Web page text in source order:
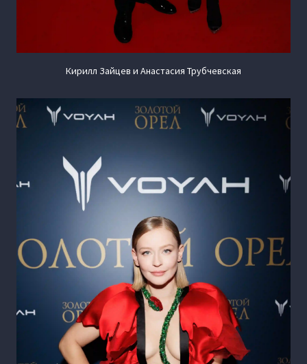
Кирилл Зайцев и Анастасия Трубчевская